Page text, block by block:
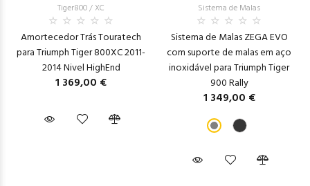
Tiger800 / XC
Amortecedor Trás Touratech
para Triumph Tiger 800XC 2011-
2014 Nivel HighEnd
1 369,00 €
Sistema de Malas
Sistema de Malas ZEGA EVO
com suporte de malas em aço
inoxidável para Triumph Tiger
900 Rally
1 349,00 €